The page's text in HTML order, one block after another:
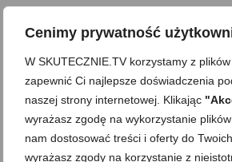
Cenimy prywatność
W SKUTECZNIE.TV korzystamy z
zapewnić Ci najlepsze doświadczenia
naszej strony internetowej. Klikając
wyrażasz zgodę na wykorzystanie
nam dostosować treści i oferty do
wyrażasz zgody na korzystanie z